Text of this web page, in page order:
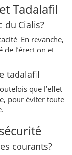
Tadalafil
du Cialis?
En revanche,
de l’érection et
tadalafil
que l’effet
pour éviter toute
courants?